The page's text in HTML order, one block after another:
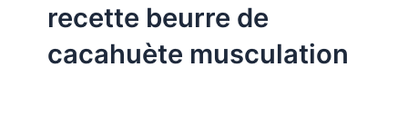
recette beurre de
cacahuète musculation